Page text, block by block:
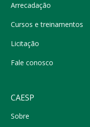
Arrecadação
Cursos e treinamentos
Licitação
Fale conosco
CAESP
Sobre